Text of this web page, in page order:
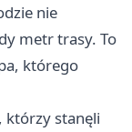
nie
metr trasy. To
którego
którzy stanęli